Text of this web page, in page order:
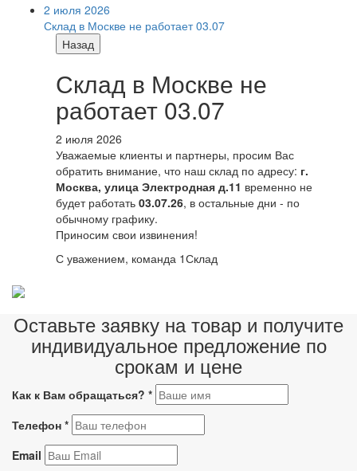
2 июля 2026
Склад в Москве не работает 03.07
Назад
Склад в Москве не
работает 03.07
2 июля 2026
Уважаемые клиенты и партнеры, просим Вас
обратить внимание, что наш склад по адресу: г.
Москва, улица Электродная д.11 временно не
будет работать 03.07.26, в остальные дни - по
обычному графику.
Приносим свои извинения!
С уважением, команда 1Склад
Оставьте заявку на товар и получите
индивидуальное предложение по
срокам и цене
Как к Вам обращаться? *
Телефон *
Email